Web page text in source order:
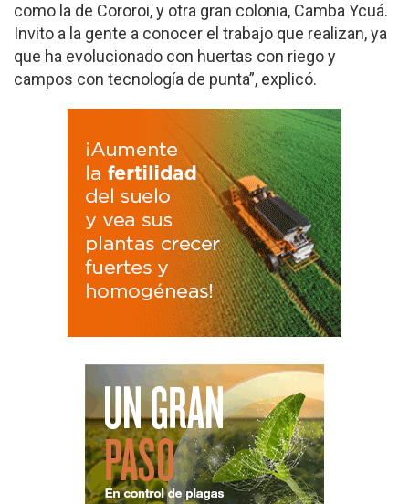
como la de Cororoi, y otra gran colonia, Camba Ycuá.
Invito a la gente a conocer el trabajo que realizan, ya
que ha evolucionado con huertas con riego y
campos con tecnología de punta”, explicó.